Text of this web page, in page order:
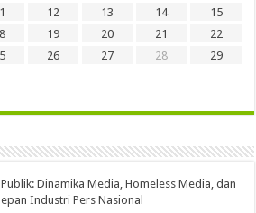
12 13 14
15
19 20 21
22
26 27 28
29
Dinamika Media, Homeless Media, dan
Industri Pers Nasional